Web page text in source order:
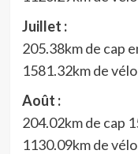
Juillet :
205.38km de cap
1581.32km de
Août :
204.02km de cap
1130.09km de